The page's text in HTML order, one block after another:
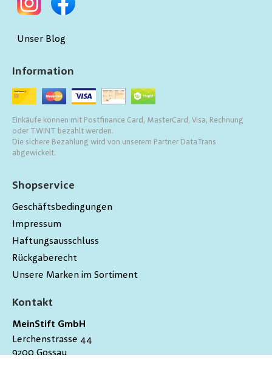
Kontakt
MeinStift GmbH
Lerchenstrasse 44
9200 Gossau
Shopservice
Geschäftsbedingungen
Impressum
Haftungsausschluss
Rückgaberecht
Unsere Marken im Sortiment
Information
Einkäufe können mit Postfinance Card, MasterCard, Visa, Rechnung
oder TWINT bezahlt werden.
Die sichere Bezahlung wird von unserem Partner DataTrans
abgewickelt.
Unser Blog